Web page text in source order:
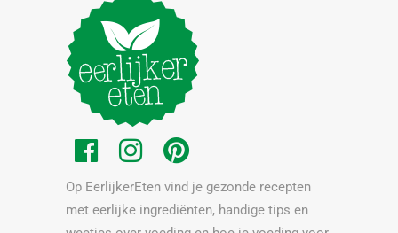
Op EerlijkerEten vind je gezonde recepten
met eerlijke ingrediënten, handige tips en